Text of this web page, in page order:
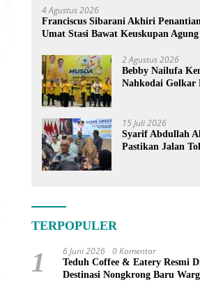
4 Agustus 2026
Franciscus Sibarani Akhiri
Umat Stasi Bawat Keuskupan Agung
2 Agustus 2026
Bebby Nailufa
Nahkodai Golkar
15 Juli 2026
Syarif Abdullah
Pastikan Jalan Tol
TERPOPULER
1 6 Juni 2026 0 Komentar
Teduh Coffee & Eatery Resmi
Destinasi Nongkrong Baru